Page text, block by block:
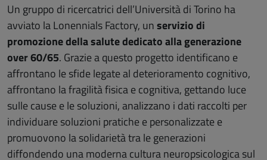
Un gruppo di ricercatrici dell’Università di Torino ha
avviato la Lonennials Factory, unservizio di
promozione della salute dedicato alla generazione
over 60/65. Grazie a questo progetto identificano e
affrontano le sfide legate al deterioramento cognitivo,
affrontano la fragilità fisica e cognitiva, gettando luce
sulle cause e le soluzioni, analizzano i dati raccolti per
individuare soluzioni pratiche e personalizzate e
promuovono la solidarietà tra le generazioni
diffondendo una moderna cultura neuropsicologica sul